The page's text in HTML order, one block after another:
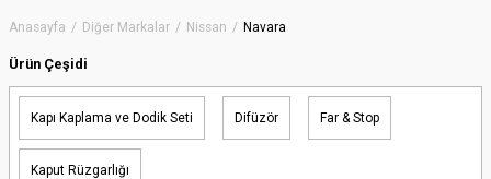
Anasayfa Diğer Markalar Nissan Navara
Ürün Çeşidi
Kapı Kaplama ve Dodik Seti Difüzör Far & Stop
Kaput Rüzgarlığı